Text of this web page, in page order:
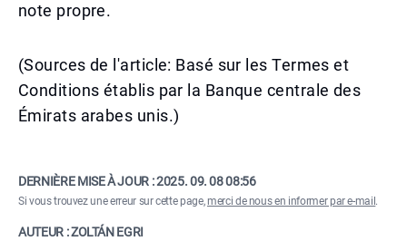
note propre.
(Sources de l'article: Basé sur les Termes et
Conditions établis par la Banque centrale des
Émirats arabes unis.)
DERNIÈRE MISE À JOUR :2025. 09. 08 08:56
Si vous trouvez une erreur sur cette page,merci de nous en informer par e-mail .
AUTEUR : ZOLTÁN EGRI